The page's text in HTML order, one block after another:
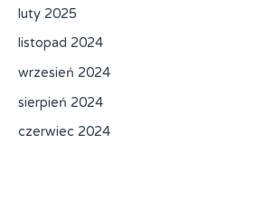
luty 2025
listopad 2024
wrzesień 2024
sierpień 2024
czerwiec 2024